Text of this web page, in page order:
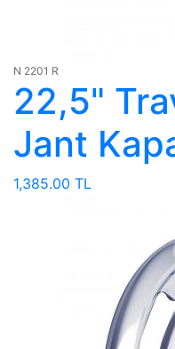
N 2201 R
22,5"
Jant
1,385.00 TL